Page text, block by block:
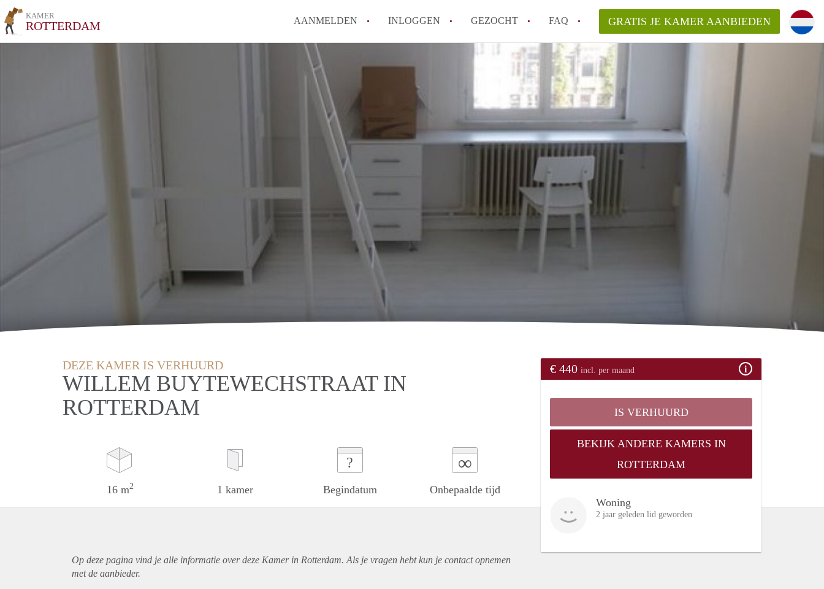
KAMER
ROTTERDAM AANMELDEN INLOGGEN GEZOCHT FAQ
Moet ik mij inschrijven bij de gemeente als ik een kamer huur in
Hoe groot is de kans dat ik snel een kamer vind?
Wat kost een studentenkamer gemiddeld in Rotterdam?
In welke wijken van Rotterdam kan ik het beste wonen als student?
Hoe vind ik een kamer in Rotterdam?
GRATIS JE KAMER AANBIEDEN
DEZE KAMER IS VERHUURD
WILLEM BUYTEWECHSTRAAT IN
ROTTERDAM
16 m2 1 kamer
?
Begindatum
∞
Onbepaalde tijd
€ 440 incl. per maand
IS VERHUURD
BEKIJK ANDERE KAMERS IN
ROTTERDAM
Woning
2 jaar geleden lid geworden
Op deze pagina vind je alle informatie over deze Kamer in Rotterdam. Als je vragen hebt kun je contact opnemen
met de aanbieder.